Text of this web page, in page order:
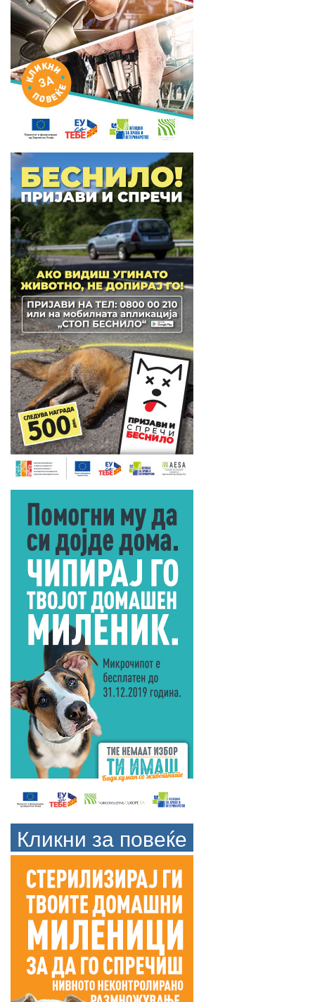
Кликни за повеќе